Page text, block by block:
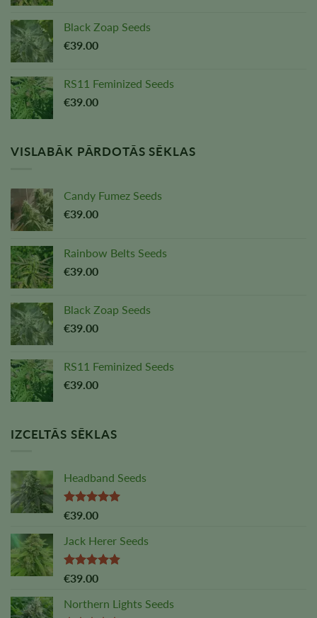
Black Zoap Seeds
€39.00
RS11 Feminized Seeds
€39.00
VISLABĀK PĀRDOTĀS SĒKLAS
Candy Fumez Seeds
€39.00
Rainbow Belts Seeds
€39.00
Black Zoap Seeds
€39.00
RS11 Feminized Seeds
€39.00
IZCELTĀS SĒKLAS
Headband Seeds
Vērtējums:
€39.00
Jack Herer Seeds
Vērtējums:
€39.00
Northern Lights Seeds